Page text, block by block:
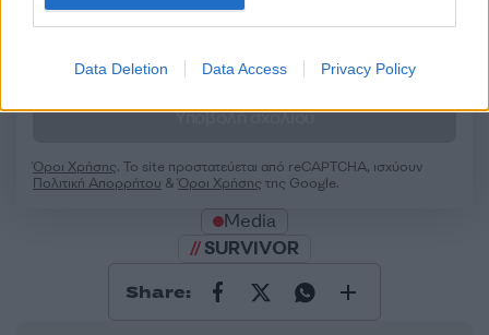
Data Deletion Data Access Privacy Policy
2000 /2000
Υποβολή σχολίου
Όροι Χρήσης. Το site προστατεύεται από reCAPTCHA, ισχύουν
Πολιτική Απορρήτου &Όροι Χρήσης της Google.
Media
SURVIVOR
Share: